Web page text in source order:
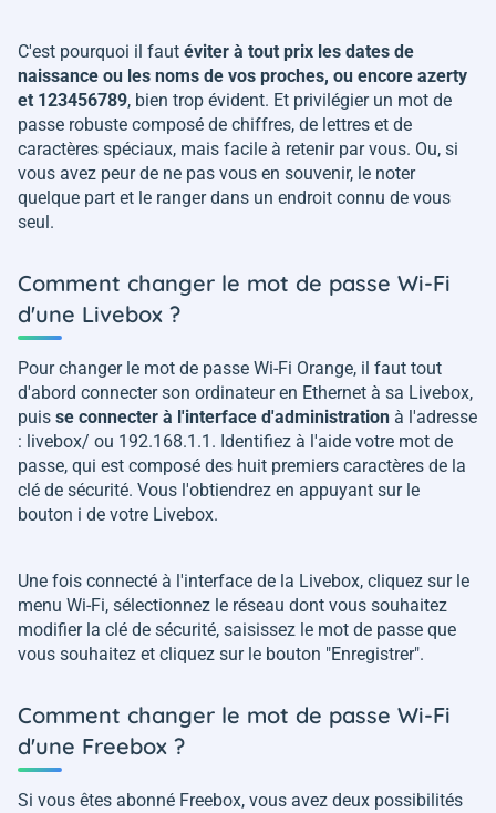
C'est pourquoi il faut éviter à tout prix les dates de
naissance ou les noms de vos proches, ou encore azerty
et 123456789, bien trop évident. Et privilégier un mot de
passe robuste composé de chiffres, de lettres et de
caractères spéciaux, mais facile à retenir par vous. Ou, si
vous avez peur de ne pas vous en souvenir, le noter
quelque part et le ranger dans un endroit connu de vous
seul.
Comment changer le mot de passe Wi-Fi
d'une Livebox ?
Pour changer le mot de passe Wi-Fi Orange, il faut tout
d'abord connecter son ordinateur en Ethernet à sa Livebox,
puis se connecter à l'interface d'administration à l'adresse
: livebox/ ou 192.168.1.1. Identifiez à l'aide votre mot de
passe, qui est composé des huit premiers caractères de la
clé de sécurité. Vous l'obtiendrez en appuyant sur le
bouton i de votre Livebox.
Une fois connecté à l'interface de la Livebox, cliquez sur le
menu Wi-Fi, sélectionnez le réseau dont vous souhaitez
modifier la clé de sécurité, saisissez le mot de passe que
vous souhaitez et cliquez sur le bouton "Enregistrer".
Comment changer le mot de passe Wi-Fi
d'une Freebox ?
Si vous êtes abonné Freebox, vous avez deux possibilités